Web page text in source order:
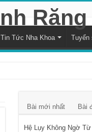
Tin Tức Nha Khoa Tuyển
Bài mới nhất Bài
Hệ Lụy Không Ngờ